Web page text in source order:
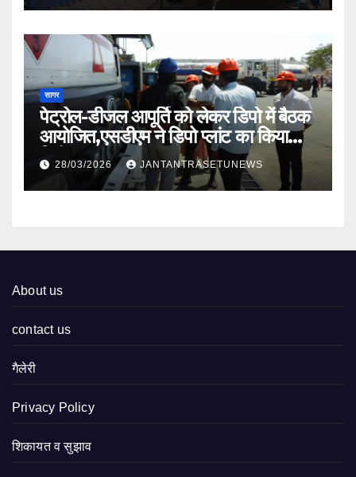
सागर
पेट्रोल-डीजल आपूर्ति को लेकर डिपो में बैठक
आयोजित,एसडीएम ने डिपो प्लांट का किया
निरीक्षण
28/03/2026 JANTANTRASETUNEWS
About us
contact us
गैलेरी
Privacy Policy
शिकायत व सुझाव